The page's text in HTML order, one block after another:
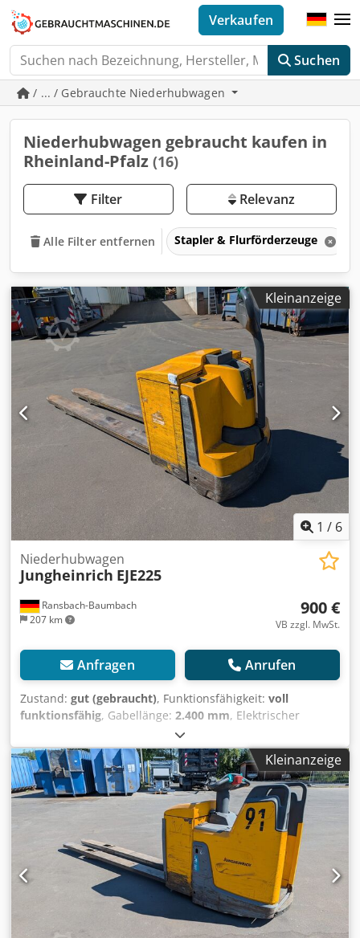
Suchen
Verkaufen
/ ... / Gebrauchte Niederhubwagen
Niederhubwagen gebraucht kaufen in
Rheinland-Pfalz (16)
Filter Relevanz
Alle Filter entfernen Stapler & Flurförderzeuge
Kleinanzeige
1 / 6
Ransbach-Baumbach
207 km
Niederhubwagen
Jungheinrich EJE225
900 €
VB zzgl. MwSt.
Anfragen Anrufen
Zustand: gut (gebraucht), Funktionsfähigkeit: voll
funktionsfähig, Gabellänge: 2.400 mm, Elektrischer
Hubwagen von Jungheinrich Typ EJE 225 Hubhöhe 20cm
Gabellänge 2,4m Traglast 2,5 t Ladegerät ist NICHT mit
dabei! Djdpfx Aezr Igteg Heck gebrauchter Zustand sofort
einsatzbereit Verlademöglichkeit vorhanden Insgesamt 7
Stück vorhanden! Transport kann gegen Kostenübernahme
übernommen werden. Preis Netto zzgl. MwSt.
Kleinanzeige